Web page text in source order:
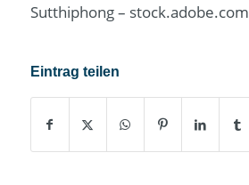
Sutthiphong– stock.adobe.com
Eintrag teilen